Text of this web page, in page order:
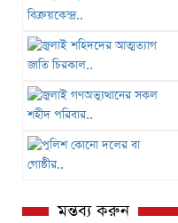
মন্তব্য করুন